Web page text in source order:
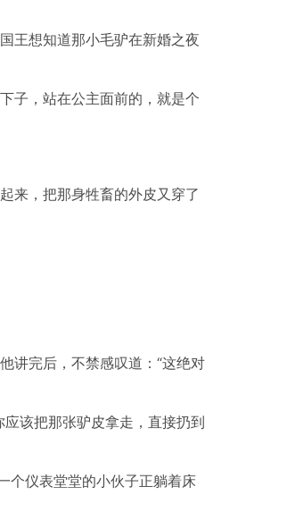
王想知道那小毛驴在新婚之夜
子，站在公主面前的，就是个
来，把那身牲畜的外皮又穿了
讲完后，不禁感叹道：“这绝对
该把那张驴皮拿走，直接扔到
个仪表堂堂的小伙子正躺着床